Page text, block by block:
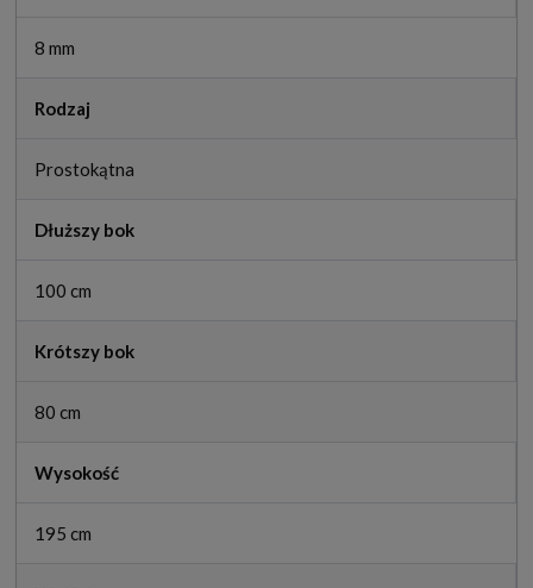
8 mm
Rodzaj
Prostokątna
Dłuższy bok
100 cm
Krótszy bok
80 cm
Wysokość
195 cm